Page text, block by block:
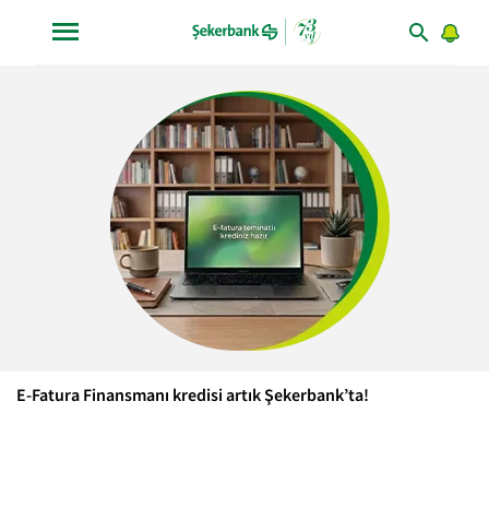
E-Fatura Finansmanı kredisi artık Şekerbank’ta!